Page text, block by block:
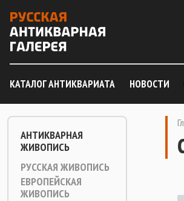
КАТАЛОГ АНТИКВАРИАТА НОВОСТИ
АНТИКВАРНАЯ
ЖИВОПИСЬ
РУССКАЯ ЖИВОПИСЬ
ЕВРОПЕЙСКАЯ
ЖИВОПИСЬ